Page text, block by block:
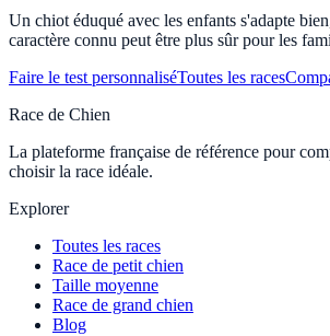
Un chiot éduqué avec les enfants s'adapte
caractère connu peut être plus sûr pour les
Faire le test personnaliséToutes les races
Race de Chien
La plateforme française de référence pour
choisir la race idéale.
Explorer
Toutes les races
Race de petit chien
Taille moyenne
Race de grand chien
Blog